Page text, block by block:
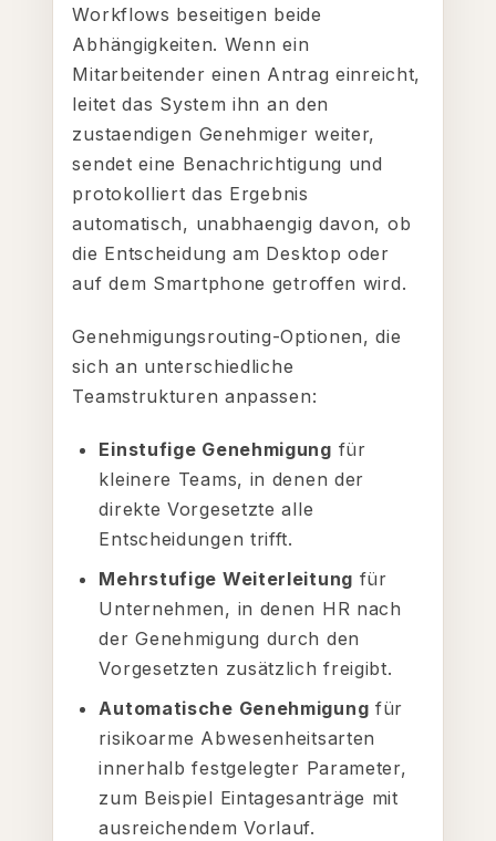
Workflows beseitigen beide
Abhängigkeiten. Wenn ein
Mitarbeitender einen Antrag einreicht,
leitet das System ihn an den
zustaendigen Genehmiger weiter,
sendet eine Benachrichtigung und
protokolliert das Ergebnis
automatisch, unabhaengig davon, ob
die Entscheidung am Desktop oder
auf dem Smartphone getroffen wird.
Genehmigungsrouting-Optionen, die
sich an unterschiedliche
Teamstrukturen anpassen:
Einstufige Genehmigung für
kleinere Teams, in denen der
direkte Vorgesetzte alle
Entscheidungen trifft.
Mehrstufige Weiterleitung für
Unternehmen, in denen HR nach
der Genehmigung durch den
Vorgesetzten zusätzlich freigibt.
Automatische Genehmigung für
risikoarme Abwesenheitsarten
innerhalb festgelegter Parameter,
zum Beispiel Eintagesanträge mit
ausreichendem Vorlauf.